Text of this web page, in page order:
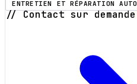
ENTRETIEN ET RÉPARATION AUTO
// Contact sur demande